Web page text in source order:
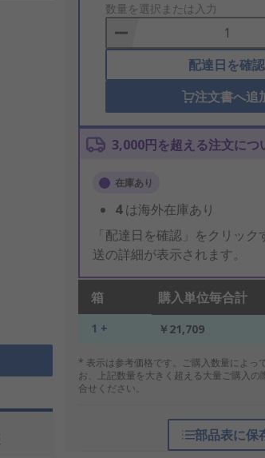
to
Basket
数量を選択または入力
配達日を確認
注文書へ追
3,000円を超える注文につ
在庫あり
4は海外在庫あり
「配達日を確認」をクリッ
送の詳細が表示されます。
箱 購入単位毎合計
1 + ￥21,709
* 表示は参考価格です。ご購入数量によっ
お、上記数量を大きく超える大量ご購入の
合せください。
部品表に保